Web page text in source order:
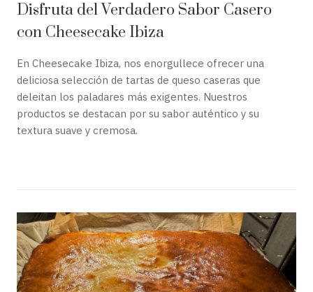
Disfruta del Verdadero Sabor Casero
con Cheesecake Ibiza
En Cheesecake Ibiza, nos enorgullece ofrecer una
deliciosa selección de tartas de queso caseras que
deleitan los paladares más exigentes. Nuestros
productos se destacan por su sabor auténtico y su
textura suave y cremosa.